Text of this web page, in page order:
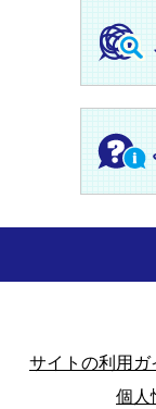
サイトの利用ガ
個人